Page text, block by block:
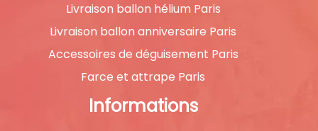
Livraison ballon hélium Paris
Livraison ballon anniversaire Paris
Accessoires de déguisement Paris
Farce et attrape Paris
Informations